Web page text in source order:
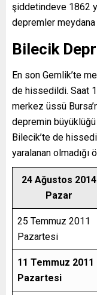
şiddetindeve 1862
depremler
Bilecik
En son Gemlik’te
de hissedildi. Saat
merkez üssü
depremin
Bilecik’te de
yaralanan olmadığı
24 Ağustos 2014
Pazar
25 Temmuz 2011
Pazartesi
11 Temmuz 2011
Pazartesi